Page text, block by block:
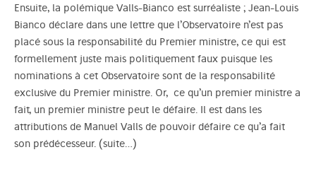
Ensuite, la polémique Valls-Bianco est surréaliste ; Jean-Louis
Bianco déclare dans une lettre que l’Observatoire n’est pas
placé sous la responsabilité du Premier ministre, ce qui est
formellement juste mais politiquement faux puisque les
nominations à cet Observatoire sont de la responsabilité
exclusive du Premier ministre. Or, ce qu’un premier ministre a
fait, un premier ministre peut le défaire. Il est dans les
attributions de Manuel Valls de pouvoir défaire ce qu’a fait
son prédécesseur. (suite…)